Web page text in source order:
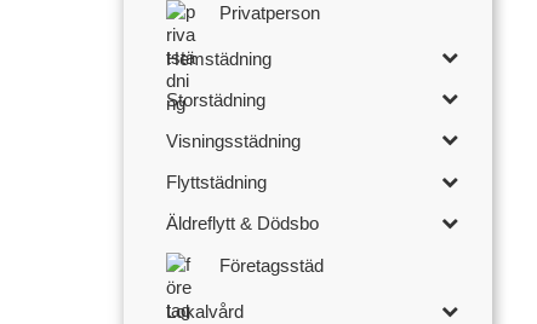
Privatperson
Hemstädning
Storstädning
Visningsstädning
Flyttstädning
Äldreflytt & Dödsbo
Företagsstäd
Lokalvård